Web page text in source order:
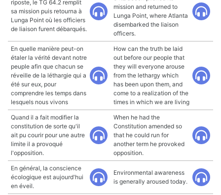
riposte, le TG 64.2 remplit
sa mission puis retourna à
Lunga Point où les officiers
de liaison furent débarqués.
mission and returned to
Lunga Point, where Atlanta
disembarked the liaison
officers.
En quelle manière peut-on
étaler la vérité devant notre
peuple afin que chacun se
réveille de la léthargie qui a
été sur eux, pour
comprendre les temps dans
lesquels nous vivons
How can the truth be laid
out before our people that
they will everyone arouse
from the lethargy which
has been upon them, and
come to a realization of the
times in which we are living
Quand il a fait modifier la
constitution de sorte qu'il
ait pu courir pour une autre
limite il a provoqué
l'opposition.
When he had the
Constitution amended so
that he could run for
another term he provoked
opposition.
En général, la conscience
écologique est aujourd'hui
en éveil.
Environmental awareness
is generally aroused today.